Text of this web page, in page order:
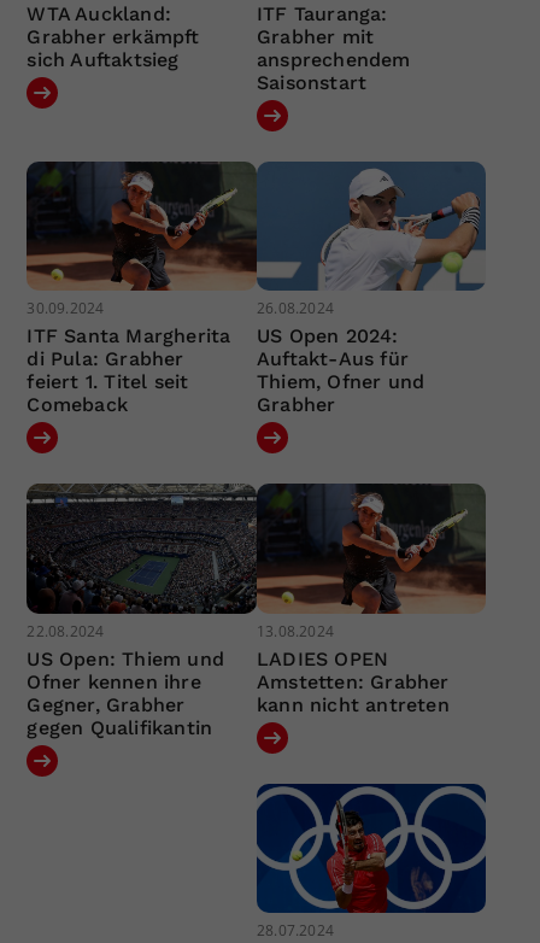
WTA Auckland:
Grabher erkämpft
sich Auftaktsieg
ITF Tauranga:
Grabher mit
ansprechendem
Saisonstart
30.09.2024
ITF Santa Margherita
di Pula: Grabher
feiert 1. Titel seit
Comeback
26.08.2024
US Open 2024:
Auftakt-Aus für
Thiem, Ofner und
Grabher
22.08.2024
US Open: Thiem und
Ofner kennen ihre
Gegner, Grabher
gegen Qualifikantin
13.08.2024
LADIES OPEN
Amstetten: Grabher
kann nicht antreten
28.07.2024